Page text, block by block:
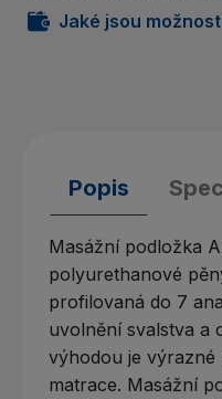
Jaké jsou
Popis
Masážní podložka
polyurethanové
profilovaná do 7
uvolnění svalstva a
výhodou je
matrace. Masážní